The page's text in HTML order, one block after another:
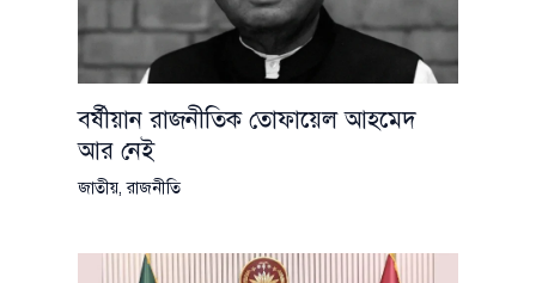
বর্ষীয়ান রাজনীতিক তোফায়েল আহমেদ
আর নেই
জাতীয়,রাজনীতি